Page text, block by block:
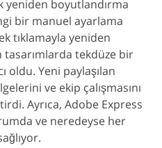
yeniden boyutlandırma
bir manuel ayarlama
tıklamayla yeniden
tekdüze bir
oldu. Yeni paylaşılan
ve ekip çalışmasını
Ayrıca, Adobe Express
ve neredeyse her